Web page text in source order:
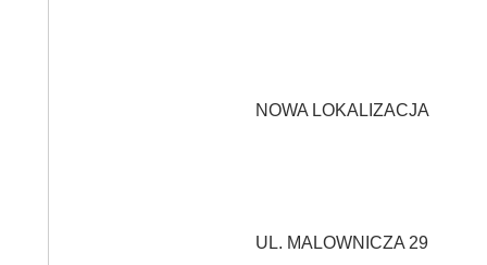
NOWA LOKALIZACJA
UL. MALOWNICZA 29